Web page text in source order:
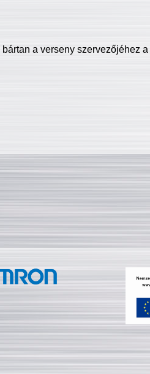
a verseny szervezőjéhez